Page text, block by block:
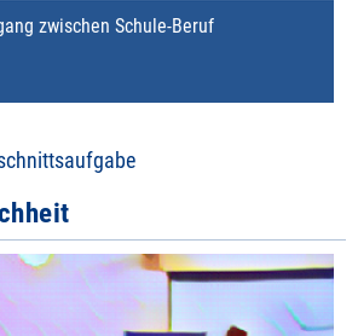
zwischen Schule-Beruf